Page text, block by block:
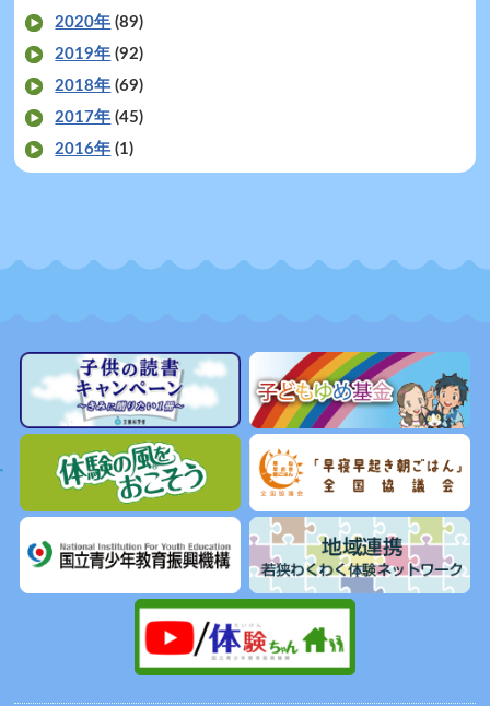
2020年 (89)
2019年 (92)
2018年 (69)
2017年 (45)
2016年 (1)